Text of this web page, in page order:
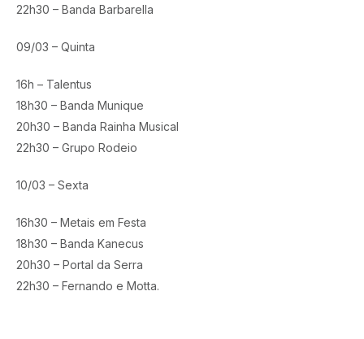
22h30 – Banda Barbarella
09/03 – Quinta
16h – Talentus
18h30 – Banda Munique
20h30 – Banda Rainha Musical
22h30 – Grupo Rodeio
10/03 – Sexta
16h30 – Metais em Festa
18h30 – Banda Kanecus
20h30 – Portal da Serra
22h30 – Fernando e Motta.